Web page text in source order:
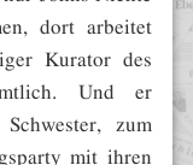
dort arbeitet
Kurator des
Und er
zum
mit ihren